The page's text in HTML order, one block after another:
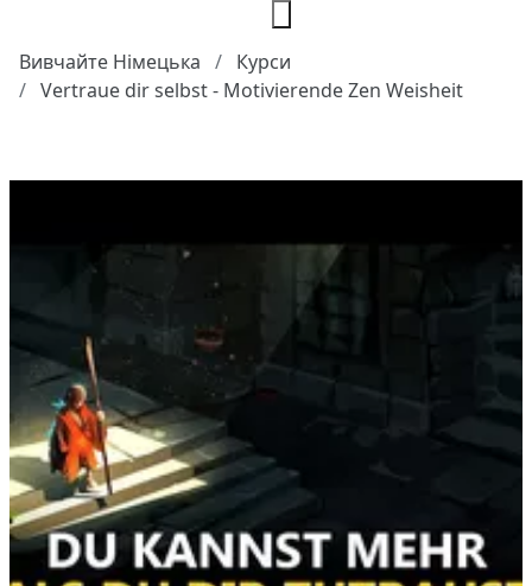
Вивчайте Німецька
Курси
Vertraue dir selbst - Motivierende Zen Weisheit